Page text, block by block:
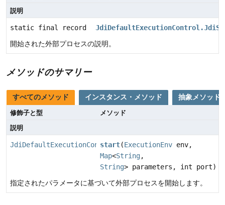
説明
static final record
開始された外部プロセスの説明。
メソッドのサマリー
すべてのメソッド インスタンス・メソッド 抽象メソッド
修飾子と型
メソッド
説明
start(ExecutionEnv env,
Map<String,
String> parameters, int port)
指定されたパラメータに基づいて外部プロセスを開始します。